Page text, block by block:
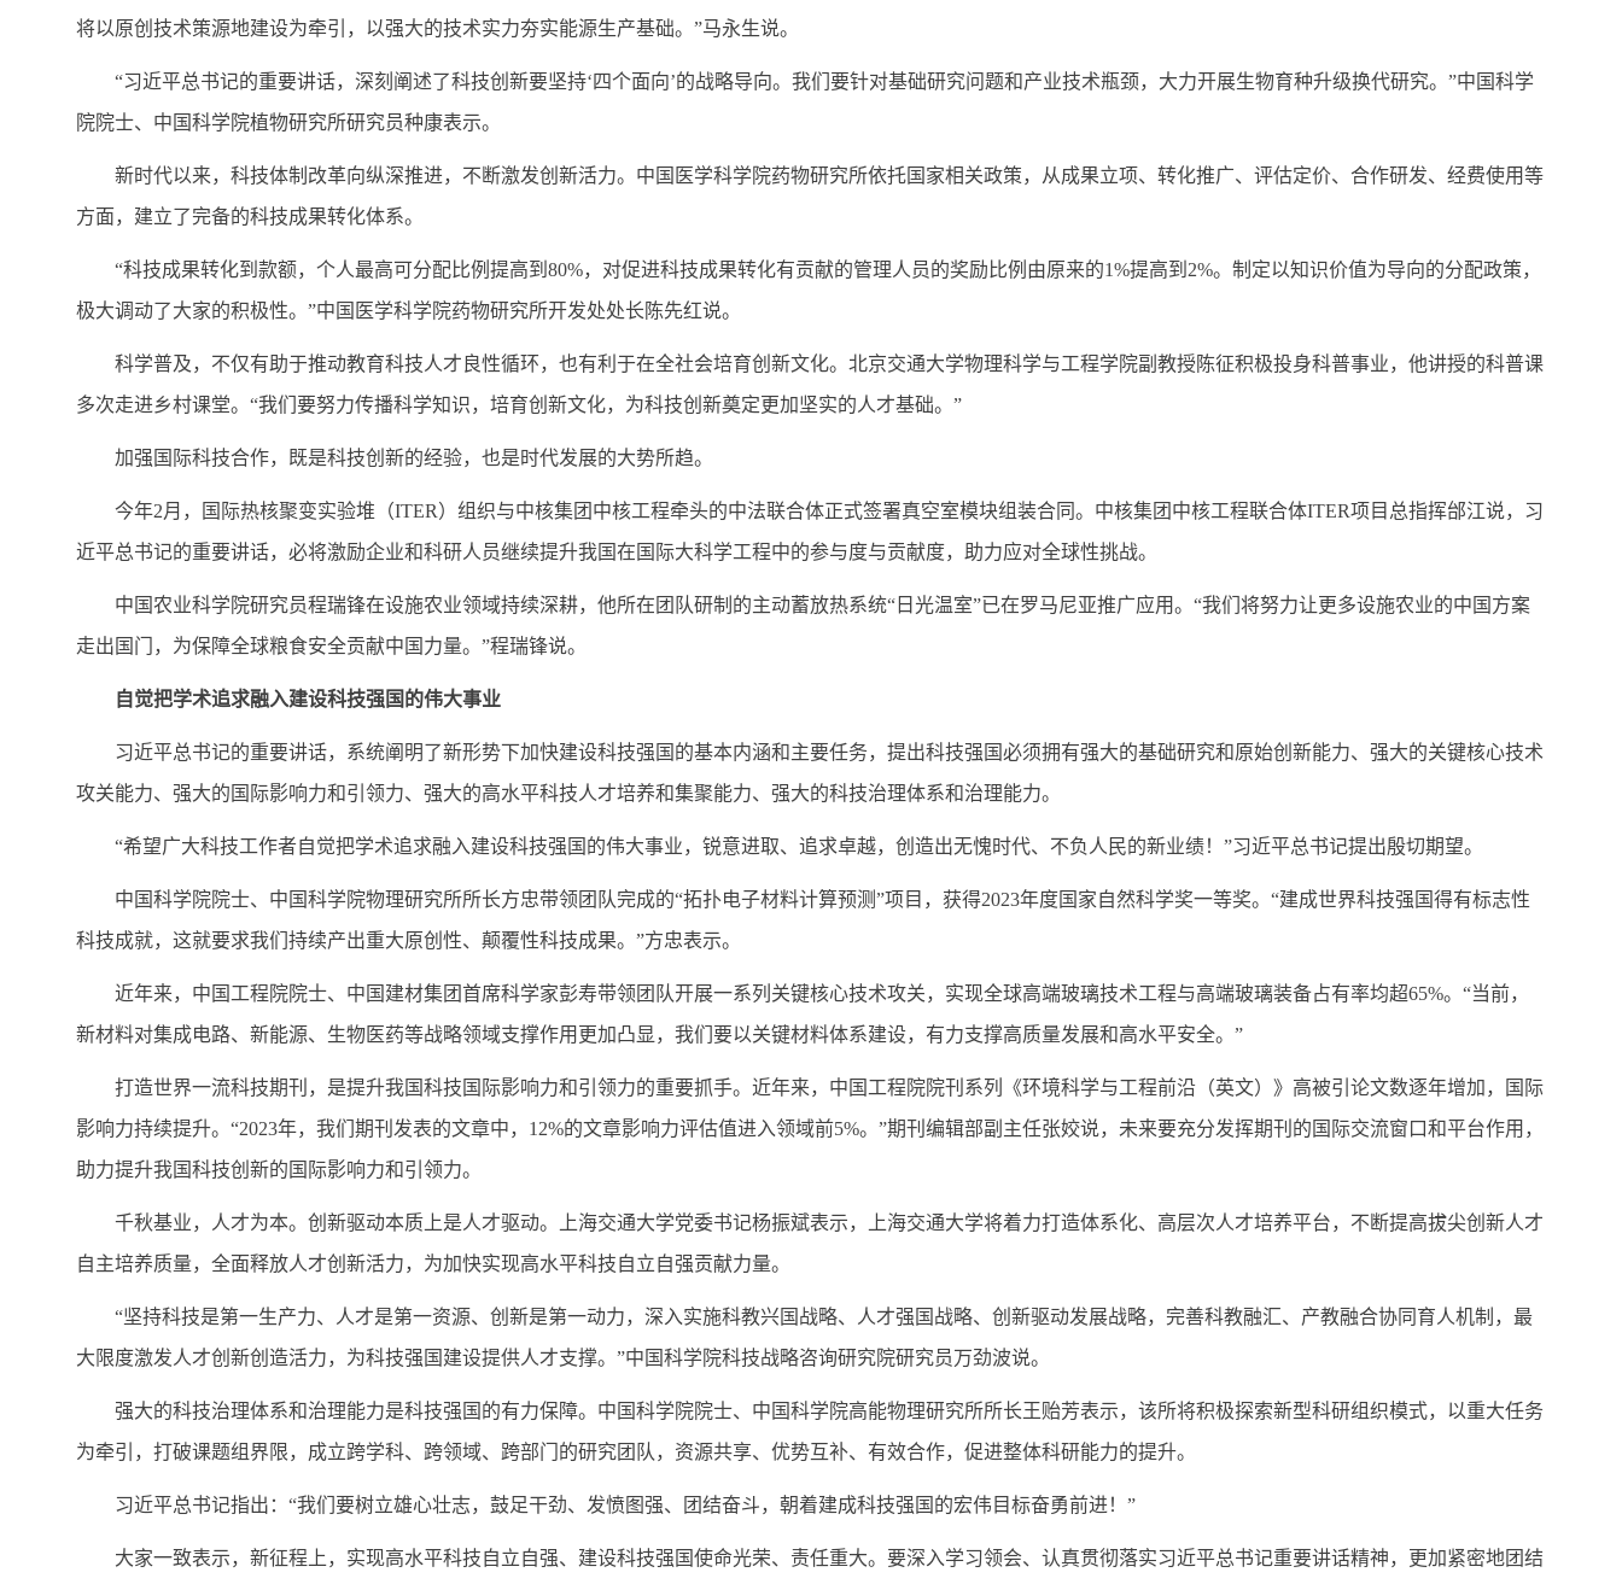
将以原创技术策源地建设为牵引，以强大的技术实力夯实能源生产基础。”马永生说。
“习近平总书记的重要讲话，深刻阐述了科技创新要坚持‘四个面向’的战略导向。我们要针对基础研究问题和产业技术瓶颈，大力开展生物育种升级换代研究。”中国科学
院院士、中国科学院植物研究所研究员种康表示。
新时代以来，科技体制改革向纵深推进，不断激发创新活力。中国医学科学院药物研究所依托国家相关政策，从成果立项、转化推广、评估定价、合作研发、经费使用等
方面，建立了完备的科技成果转化体系。
“科技成果转化到款额，个人最高可分配比例提高到80%，对促进科技成果转化有贡献的管理人员的奖励比例由原来的1%提高到2%。制定以知识价值为导向的分配政策，
极大调动了大家的积极性。”中国医学科学院药物研究所开发处处长陈先红说。
科学普及，不仅有助于推动教育科技人才良性循环，也有利于在全社会培育创新文化。北京交通大学物理科学与工程学院副教授陈征积极投身科普事业，他讲授的科普课
多次走进乡村课堂。“我们要努力传播科学知识，培育创新文化，为科技创新奠定更加坚实的人才基础。”
加强国际科技合作，既是科技创新的经验，也是时代发展的大势所趋。
今年2月，国际热核聚变实验堆（ITER）组织与中核集团中核工程牵头的中法联合体正式签署真空室模块组装合同。中核集团中核工程联合体ITER项目总指挥邰江说，习
近平总书记的重要讲话，必将激励企业和科研人员继续提升我国在国际大科学工程中的参与度与贡献度，助力应对全球性挑战。
中国农业科学院研究员程瑞锋在设施农业领域持续深耕，他所在团队研制的主动蓄放热系统“日光温室”已在罗马尼亚推广应用。“我们将努力让更多设施农业的中国方案
走出国门，为保障全球粮食安全贡献中国力量。”程瑞锋说。
自觉把学术追求融入建设科技强国的伟大事业
习近平总书记的重要讲话，系统阐明了新形势下加快建设科技强国的基本内涵和主要任务，提出科技强国必须拥有强大的基础研究和原始创新能力、强大的关键核心技术
攻关能力、强大的国际影响力和引领力、强大的高水平科技人才培养和集聚能力、强大的科技治理体系和治理能力。
“希望广大科技工作者自觉把学术追求融入建设科技强国的伟大事业，锐意进取、追求卓越，创造出无愧时代、不负人民的新业绩！”习近平总书记提出殷切期望。
中国科学院院士、中国科学院物理研究所所长方忠带领团队完成的“拓扑电子材料计算预测”项目，获得2023年度国家自然科学奖一等奖。“建成世界科技强国得有标志性
科技成就，这就要求我们持续产出重大原创性、颠覆性科技成果。”方忠表示。
近年来，中国工程院院士、中国建材集团首席科学家彭寿带领团队开展一系列关键核心技术攻关，实现全球高端玻璃技术工程与高端玻璃装备占有率均超65%。“当前，
新材料对集成电路、新能源、生物医药等战略领域支撑作用更加凸显，我们要以关键材料体系建设，有力支撑高质量发展和高水平安全。”
打造世界一流科技期刊，是提升我国科技国际影响力和引领力的重要抓手。近年来，中国工程院院刊系列《环境科学与工程前沿（英文）》高被引论文数逐年增加，国际
影响力持续提升。“2023年，我们期刊发表的文章中，12%的文章影响力评估值进入领域前5%。”期刊编辑部副主任张姣说，未来要充分发挥期刊的国际交流窗口和平台作用，
助力提升我国科技创新的国际影响力和引领力。
千秋基业，人才为本。创新驱动本质上是人才驱动。上海交通大学党委书记杨振斌表示，上海交通大学将着力打造体系化、高层次人才培养平台，不断提高拔尖创新人才
自主培养质量，全面释放人才创新活力，为加快实现高水平科技自立自强贡献力量。
“坚持科技是第一生产力、人才是第一资源、创新是第一动力，深入实施科教兴国战略、人才强国战略、创新驱动发展战略，完善科教融汇、产教融合协同育人机制，最
大限度激发人才创新创造活力，为科技强国建设提供人才支撑。”中国科学院科技战略咨询研究院研究员万劲波说。
强大的科技治理体系和治理能力是科技强国的有力保障。中国科学院院士、中国科学院高能物理研究所所长王贻芳表示，该所将积极探索新型科研组织模式，以重大任务
为牵引，打破课题组界限，成立跨学科、跨领域、跨部门的研究团队，资源共享、优势互补、有效合作，促进整体科研能力的提升。
习近平总书记指出：“我们要树立雄心壮志，鼓足干劲、发愤图强、团结奋斗，朝着建成科技强国的宏伟目标奋勇前进！”
大家一致表示，新征程上，实现高水平科技自立自强、建设科技强国使命光荣、责任重大。要深入学习领会、认真贯彻落实习近平总书记重要讲话精神，更加紧密地团结